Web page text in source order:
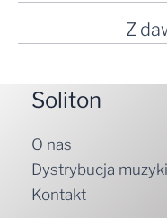
Z
Soliton
O nas
Dystrybucja muzyki
Kontakt